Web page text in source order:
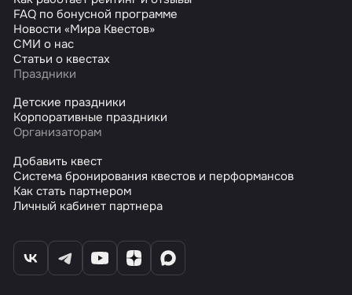
FAQ по бонусной программе
Новости «Мира Квестов»
СМИ о нас
Статьи о квестах
Праздники
Детские праздники
Корпоративные праздники
Организаторам
Добавить квест
Система бронирования квестов и перформансов
Как стать партнером
Личный кабинет партнера